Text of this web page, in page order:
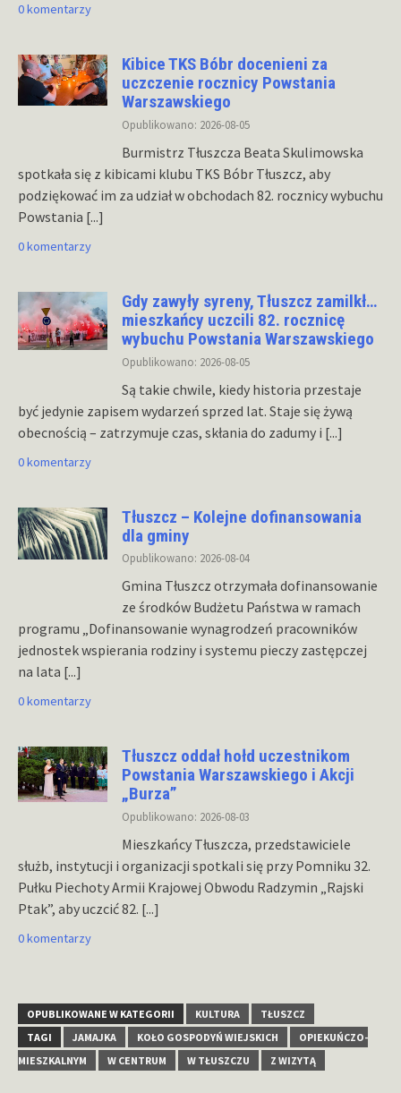
0 komentarzy
Kibice TKS Bóbr docenieni za
uczczenie rocznicy Powstania
Warszawskiego
Opublikowano: 2026-08-05
Burmistrz Tłuszcza Beata Skulimowska
spotkała się z kibicami klubu TKS Bóbr Tłuszcz, aby
podziękować im za udział w obchodach 82. rocznicy wybuchu
Powstania [...]
0 komentarzy
Gdy zawyły syreny, Tłuszcz zamilkł…
mieszkańcy uczcili 82. rocznicę
wybuchu Powstania Warszawskiego
Opublikowano: 2026-08-05
Są takie chwile, kiedy historia przestaje
być jedynie zapisem wydarzeń sprzed lat. Staje się żywą
obecnością – zatrzymuje czas, skłania do zadumy i [...]
0 komentarzy
Tłuszcz – Kolejne dofinansowania
dla gminy
Opublikowano: 2026-08-04
Gmina Tłuszcz otrzymała dofinansowanie
ze środków Budżetu Państwa w ramach
programu „Dofinansowanie wynagrodzeń pracowników
jednostek wspierania rodziny i systemu pieczy zastępczej
na lata [...]
0 komentarzy
Tłuszcz oddał hołd uczestnikom
Powstania Warszawskiego i Akcji
„Burza”
Opublikowano: 2026-08-03
Mieszkańcy Tłuszcza, przedstawiciele
służb, instytucji i organizacji spotkali się przy Pomniku 32.
Pułku Piechoty Armii Krajowej Obwodu Radzymin „Rajski
Ptak”, aby uczcić 82. [...]
0 komentarzy
OPUBLIKOWANE W KATEGORII KULTURA
TŁUSZCZ
TAGI
JAMAJKA KOŁO GOSPODYŃ WIEJSKICH
OPIEKUŃCZO-
MIESZKALNYM
W CENTRUM W TŁUSZCZU Z WIZYTĄ